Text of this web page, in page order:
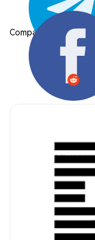
Compartilhar: